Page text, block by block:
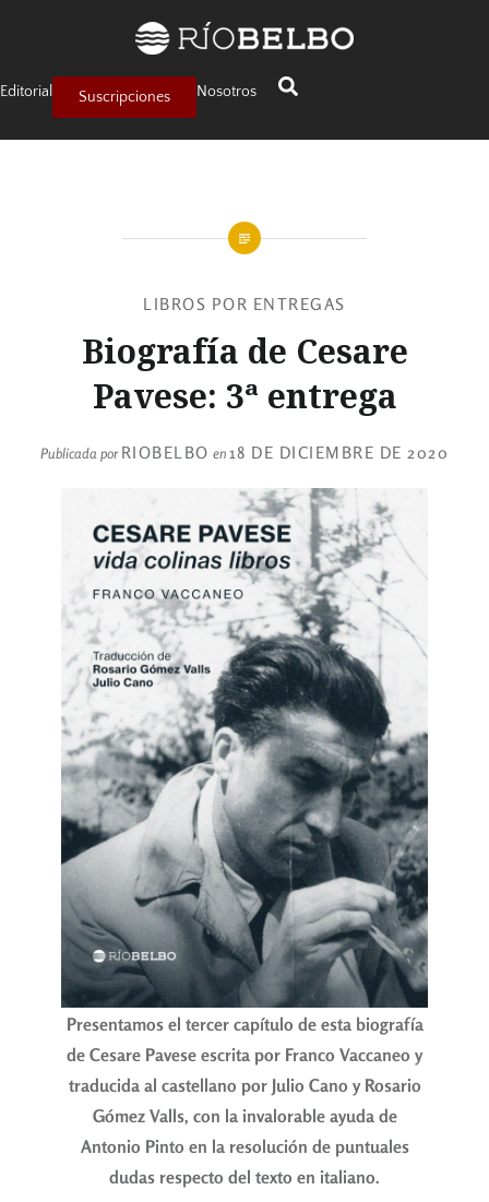
Editorial Suscripciones Nosotros
LIBROS POR ENTREGAS
Biografía de Cesare
Pavese: 3ª entrega
Publicada porRIOBELBO en18 DE DICIEMBRE DE 2020
Presentamos el tercer capítulo de esta biografía
de Cesare Pavese escrita por Franco Vaccaneo y
traducida al castellano por Julio Cano y Rosario
Gómez Valls, con la invalorable ayuda de
Antonio Pinto en la resolución de puntuales
dudas respecto del texto en italiano.